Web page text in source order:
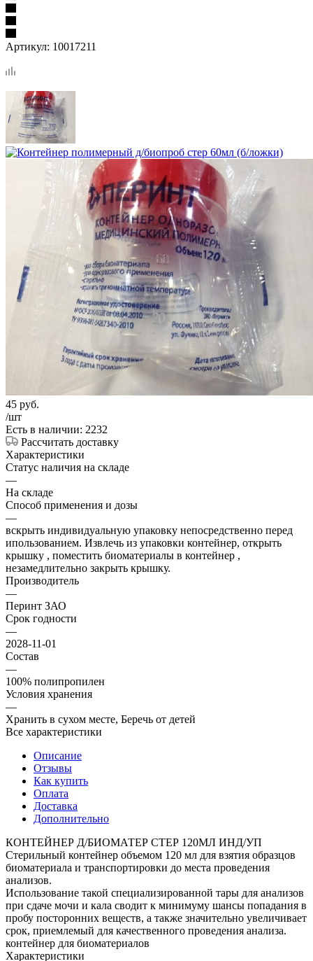
Артикул: 10017211
45 руб.
/шт
Есть в наличии: 2232
Рассчитать доставку
Характеристики
Статус наличия на складе
—
На складе
Способ применения и дозы
—
вскрыть индивидуальную упаковку непосредственно перед
ипользованием. Извлечь из упаковки контейнер, открыть
крышку , поместить биоматериалы в контейнер ,
незамедлительно закрыть крышку.
Производитель
—
Перинт ЗАО
Срок годности
—
2028-11-01
Состав
—
100% полипропилен
Условия хранения
—
Хранить в сухом месте, Беречь от детей
Все характеристики
Описание
Отзывы
Как купить
Оплата
Доставка
Дополнительно
КОНТЕЙНЕР Д/БИОМАТЕР СТЕР 120МЛ ИНД/УП
Стерильный контейнер объемом 120 мл для взятия образцов
биоматериала и транспортировки до места проведения
анализов.
Использование такой специализированной тары для анализов
при сдаче мочи и кала сводит к минимуму шансы попадания в
пробу посторонних веществ, а также значительно увеличивает
срок, приемлемый для качественного проведения анализа.
контейнер для биоматериалов
Характеристики